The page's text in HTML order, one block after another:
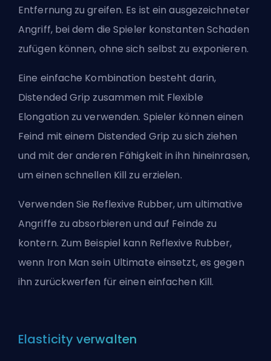
Entfernung zu greifen. Es ist ein ausgezeichneter
Angriff, bei dem die Spieler konstanten Schaden
zufügen können, ohne sich selbst zu exponieren.
Eine einfache Kombination besteht darin,
Distended Grip zusammen mit Flexible
Elongation zu verwenden. Spieler können einen
Feind mit einem Distended Grip zu sich ziehen
und mit der anderen Fähigkeit in ihn hineinrasen,
um einen schnellen Kill zu erzielen.
Verwenden Sie Reflexive Rubber, um ultimative
Angriffe zu absorbieren und auf Feinde zu
kontern. Zum Beispiel kann Reflexive Rubber,
wenn Iron Man sein Ultimate einsetzt, es gegen
ihn zurückwerfen für einen einfachen Kill.
Elasticity verwalten